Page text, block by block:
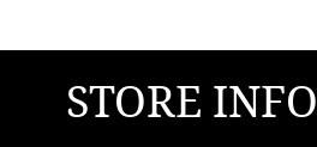
STORE INFO